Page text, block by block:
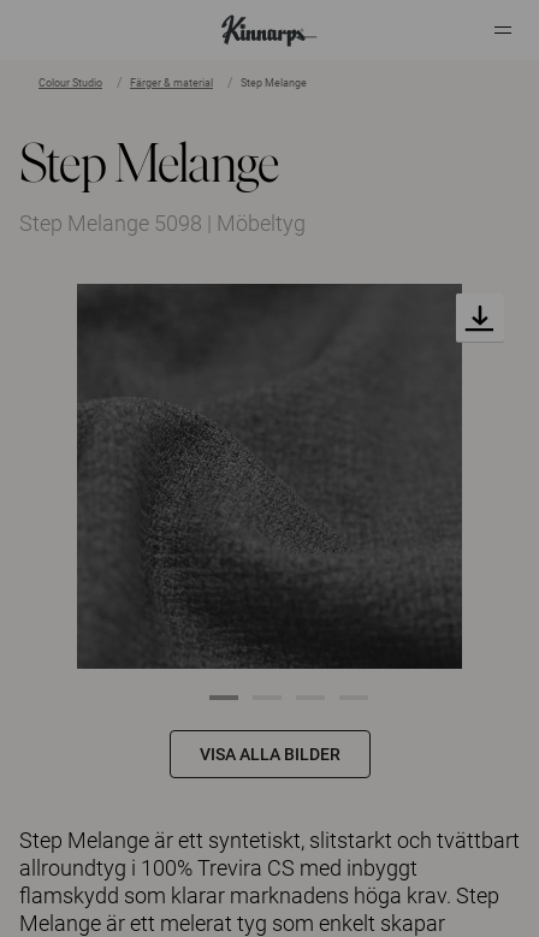
Colour Studio Färger & material Step Melange
Step Melange
Step Melange 5098 | Möbeltyg
VISA ALLA BILDER
Step Melange är ett syntetiskt, slitstarkt och tvättbart
allroundtyg i 100% Trevira CS med inbyggt
flamskydd som klarar marknadens höga krav. Step
Melange är ett melerat tyg som enkelt skapar